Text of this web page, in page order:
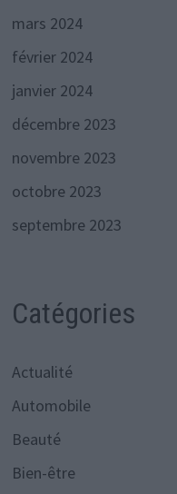
mars 2024
février 2024
janvier 2024
décembre 2023
novembre 2023
octobre 2023
septembre 2023
Catégories
Actualité
Automobile
Beauté
Bien-être